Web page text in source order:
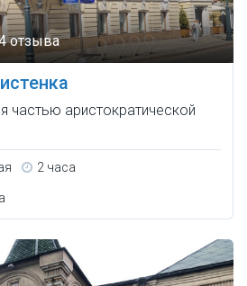
отзыва
частью аристократической
2 часа